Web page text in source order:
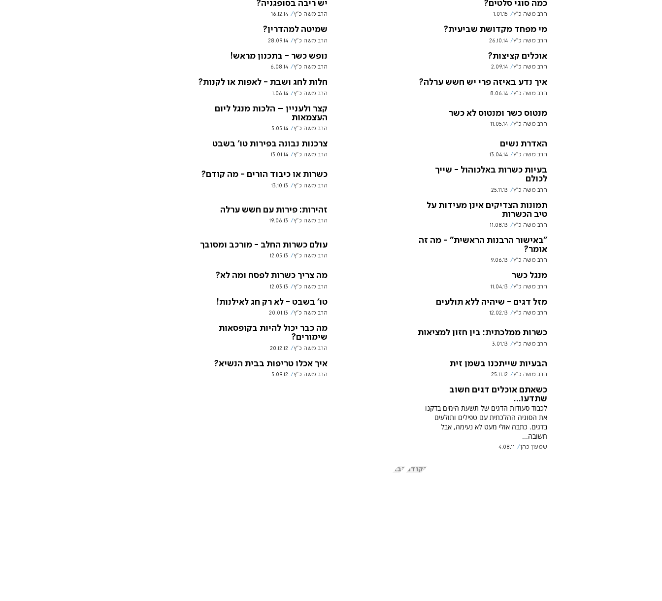
כמה סוגי סלטים?
הרב משה כ"ץ 1.01.15
יש ריבה בסופגניה?
הרב משה כ"ץ 16.12.14
מי מפחד מקדושת שביעית?
הרב משה כ"ץ 26.10.14
שמיטה למהדרין?
הרב משה כ"ץ 28.09.14
אוכלים קציצות?
הרב משה כ"ץ 2.09.14
נופש כשר - בתכנון מראש!
הרב משה כ"ץ 6.08.14
איך נדע באיזה פרי יש חשש ערלה?
הרב משה כ"ץ 8.06.14
חלות לחג ושבת - לאפות או לקנות?
הרב משה כ"ץ 1.06.14
מנטוס כשר ומנטוס לא כשר
הרב משה כ"ץ 11.05.14
קצר ולעניין – הלכות מנגל ליום
העצמאות
הרב משה כ"ץ 5.05.14
האדרת נשים
הרב משה כ"ץ 13.04.14
צרכנות נבונה בפירות טו' בשבט
הרב משה כ"ץ 13.01.14
בעיות כשרות באלכוהול - שייך
לכולם
הרב משה כ"ץ 25.11.13
כשרות או כיבוד הורים - מה קודם?
הרב משה כ"ץ 13.10.13
תמונות הצדיקים אינן מעידות על
טיב הכשרות
הרב משה כ"ץ 11.08.13
זהירות: פירות עם חשש ערלה
הרב משה כ"ץ 19.06.13
"באישור הרבנות הראשית" - מה זה
אומר?
הרב משה כ"ץ 9.06.13
עולם כשרות החלב - מורכב ומסובך
הרב משה כ"ץ 12.05.13
מנגל כשר
הרב משה כ"ץ 11.04.13
מה צריך כשרות לפסח ומה לא?
הרב משה כ"ץ 12.03.13
מזל דגים - שיהיה ללא תולעים
הרב משה כ"ץ 12.02.13
טו' בשבט - לא רק חג לאילנות!
הרב משה כ"ץ 20.01.13
כשרות ממלכתית: בין חזון למציאות
הרב משה כ"ץ 3.01.13
מה כבר יכול להיות בקופסאות
שימורים?
הרב משה כ"ץ 20.12.12
הבעיות שייתכנו בשמן זית
הרב משה כ"ץ 25.11.12
איך אכלו טריפות בבית הנשיא?
הרב משה כ"ץ 5.09.12
כשאתם אוכלים דגים חשוב
שתדעו...
לכבוד סעודות הדגים של תשעת הימים בדקנו
את הסוגיה ההלכתית עם טפילים ותולעים
בדגים. כתבה אולי מעט לא נעימה, אבל
חשובה...
שמעון כהן 4.08.11
הקודם הבא